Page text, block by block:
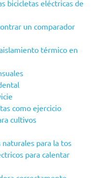
bicicletas eléctricas de
un comparador
térmico en
como ejercicio
cultivos
para la tos
para calentar